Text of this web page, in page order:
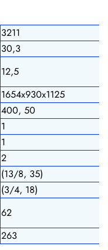
3211
30,3
12,5
1654х930х1125
400, 50
1
1
2
(13/8, 35)
(3/4, 18)
62
263